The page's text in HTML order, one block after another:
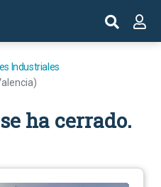
Industriales
ha cerrado.